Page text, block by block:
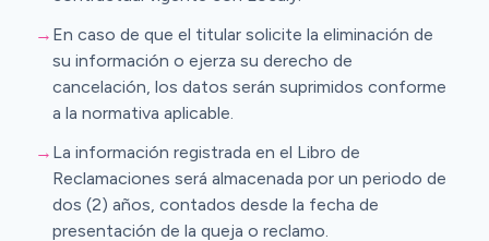
→ En caso de que el titular solicite la eliminación de
su información o ejerza su derecho de
cancelación, los datos serán suprimidos conforme
a la normativa aplicable.
→ La información registrada en el Libro de
Reclamaciones será almacenada por un periodo de
dos (2) años, contados desde la fecha de
presentación de la queja o reclamo.